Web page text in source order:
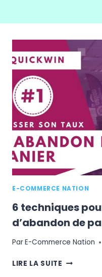
E-COMMERCE NATION
6 techniques
d’abandon de
ParE-Commerce Nation
LIRE LA SUITE 6